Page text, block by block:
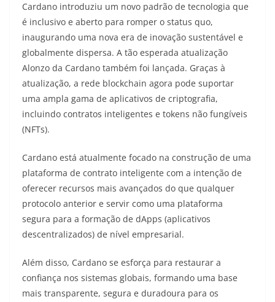
Cardano introduziu um novo padrão de tecnologia que
é inclusivo e aberto para romper o status quo,
inaugurando uma nova era de inovação sustentável e
globalmente dispersa. A tão esperada atualização
Alonzo da Cardano também foi lançada. Graças à
atualização, a rede blockchain agora pode suportar
uma ampla gama de aplicativos de criptografia,
incluindo contratos inteligentes e tokens não fungíveis
(NFTs).
Cardano está atualmente focado na construção de uma
plataforma de contrato inteligente com a intenção de
oferecer recursos mais avançados do que qualquer
protocolo anterior e servir como uma plataforma
segura para a formação de dApps (aplicativos
descentralizados) de nível empresarial.
Além disso, Cardano se esforça para restaurar a
confiança nos sistemas globais, formando uma base
mais transparente, segura e duradoura para os